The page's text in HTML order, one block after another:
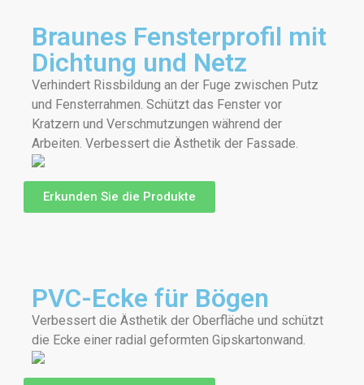
Braunes Fensterprofil mit
Dichtung und Netz
Verhindert Rissbildung an der Fuge zwischen Putz
und Fensterrahmen. Schützt das Fenster vor
Kratzern und Verschmutzungen während der
Arbeiten. Verbessert die Ästhetik der Fassade.
Erkunden Sie die Produkte
PVC-Ecke für Bögen
Verbessert die Ästhetik der Oberfläche und schützt
die Ecke einer radial geformten Gipskartonwand.